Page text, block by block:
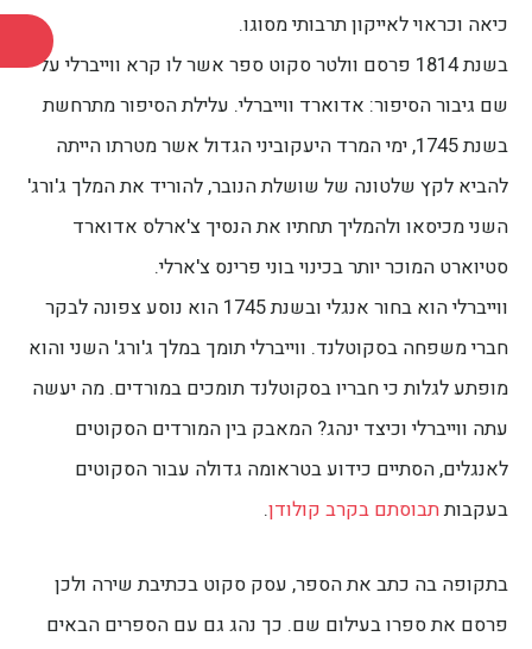
כיאה וכראוי לאייקון תרבותי מסוגו.
בשנת 1814 פרסם וולטר סקוט ספר אשר לו קרא ווייברלי על
שם גיבור הסיפור: אדוארד ווייברלי. עלילת הסיפור מתרחשת
בשנת 1745, ימי המרד היעקוביני הגדול אשר מטרתו הייתה
להביא לקץ שלטונה של שושלת הנובר, להוריד את המלך ג'ורג'
השני מכיסאו ולהמליך תחתיו את הנסיך צ'ארלס אדוארד
סטיוארט המוכר יותר בכינוי בוני פרינס צ'ארלי.
ווייברלי הוא בחור אנגלי ובשנת 1745 הוא נוסע צפונה לבקר
חברי משפחה בסקוטלנד. ווייברלי תומך במלך ג'ורג' השני והוא
מופתע לגלות כי חבריו בסקוטלנד תומכים במורדים. מה יעשה
עתה ווייברלי וכיצד ינהג? המאבק בין המורדים הסקוטים
לאנגלים, הסתיים כידוע בטראומה גדולה עבור הסקוטים
בעקבותתבוסתם בקרב קולודן.
בתקופה בה כתב את הספר, עסק סקוט בכתיבת שירה ולכן
פרסם את ספרו בעילום שם. כך נהג גם עם הספרים הבאים